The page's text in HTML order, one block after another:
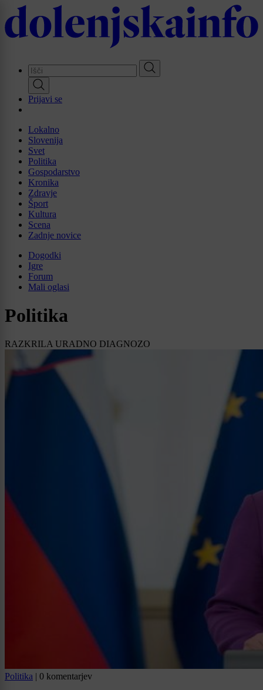
Skip
to
main
Prijavi se
Lokalno
Slovenija
Svet
Politika
Gospodarstvo
Kronika
Zdravje
Šport
Kultura
Scena
Zadnje novice
Dogodki
Igre
Forum
Mali oglasi
Politika
RAZKRILA URADNO DIAGNOZO
Politika 0 komentarjev